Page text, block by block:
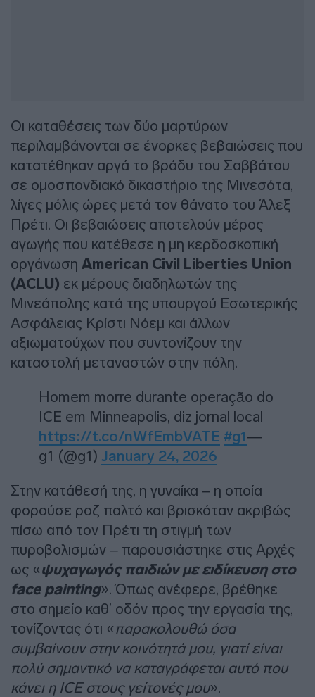
Οι καταθέσεις των δύο μαρτύρων
περιλαμβάνονται σε ένορκες βεβαιώσεις που
κατατέθηκαν αργά το βράδυ του Σαββάτου
σε ομοσπονδιακό δικαστήριο της Μινεσότα,
λίγες μόλις ώρες μετά τον θάνατο του Άλεξ
Πρέτι. Οι βεβαιώσεις αποτελούν μέρος
αγωγής που κατέθεσε η μη κερδοσκοπική
οργάνωση American Civil Liberties Union
(ACLU) εκ μέρους διαδηλωτών της
Μινεάπολης κατά της υπουργού Εσωτερικής
Ασφάλειας Κρίστι Νόεμ και άλλων
αξιωματούχων που συντονίζουν την
καταστολή μεταναστών στην πόλη.
Homem morre durante operação do
ICE em Minneapolis, diz jornal local
https://t.co/nWfEmbVATE #g1—
g1 (@g1) January 24, 2026
Στην κατάθεσή της, η γυναίκα – η οποία
φορούσε ροζ παλτό και βρισκόταν ακριβώς
πίσω από τον Πρέτι τη στιγμή των
πυροβολισμών – παρουσιάστηκε στις Αρχές
ως «ψυχαγωγός παιδιών με ειδίκευση στο
face painting». Όπως ανέφερε, βρέθηκε
στο σημείο καθ’ οδόν προς την εργασία της,
τονίζοντας ότι « παρακολουθώ όσα
συμβαίνουν στην κοινότητά μου, γιατί είναι
πολύ σημαντικό να καταγράφεται αυτό που
κάνει η ICE στους γείτονές μου».